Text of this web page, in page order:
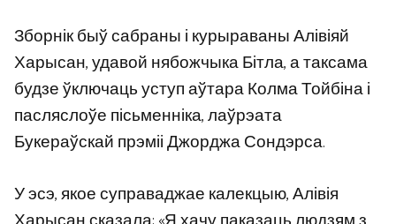
Зборнік быў сабраны і курыраваны Алівіяй
Харысан, удавой нябожчыка Бітла, а таксама
будзе ўключаць уступ аўтара Колма Тойбіна і
пасляслоўе пісьменніка, лаўрэата
Букераўскай прэміі Джорджа Сондэрса.
У эсэ, якое суправаджае калекцыю, Алівія